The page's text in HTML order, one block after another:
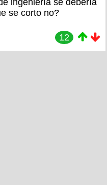
ingeniería se debería
se corto no?
12